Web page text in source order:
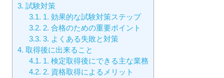
3. 試験対策
3.1. 1. 効果的な試験対策ステップ
3.2. 2. 合格のための重要ポイント
3.3. 3. よくある失敗と対策
4. 取得後に出来ること
4.1. 1. 検定取得後にできる主な業務
4.2. 2. 資格取得によるメリット